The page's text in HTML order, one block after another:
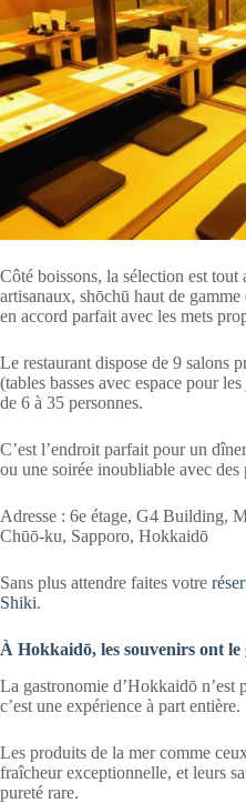
Côté boissons, la sélection est tout
artisanaux, shōchū haut de
en accord parfait avec les mets
Le restaurant dispose de 9 salons
(tables basses avec espace pour
de 6 à 35 personnes.
C’est l’endroit parfait pour un
ou une soirée inoubliable avec des
Adresse : 6e étage, G4 Building,
Chūō-ku, Sapporo, Hokkaidō
Sans plus attendre faites votre
Shiki.
À Hokkaidō, les souvenirs ont
La gastronomie d’Hokkaidō n’est
c’est une expérience à part entière.
Les produits de la mer comme
fraîcheur exceptionnelle, et leurs
pureté rare.